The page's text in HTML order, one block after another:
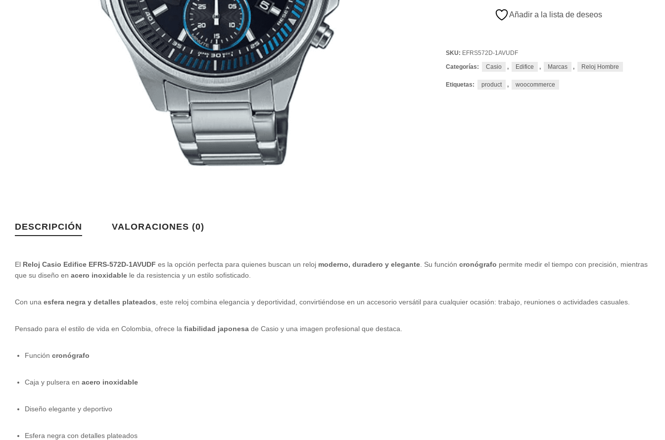
Añadir a la lista de deseos
SKU: EFRS572D-1AVUDF
Categorías:
Casio , Edifice , Marcas , Reloj Hombre
Etiquetas: product , woocommerce
DESCRIPCIÓN VALORACIONES (0)
El Reloj Casio Edifice EFRS-572D-1AVUDF es la opción perfecta para quienes buscan un reloj moderno, duradero y elegante . Su función cronógrafo permite medir el tiempo con precisión, mientras
que su diseño en acero inoxidable le da resistencia y un estilo sofisticado.
Con una esfera negra y detalles plateados , este reloj combina elegancia y deportividad, convirtiéndose en un accesorio versátil para cualquier ocasión: trabajo, reuniones o actividades casuales.
Pensado para el estilo de vida en Colombia, ofrece la fiabilidad japonesa de Casio y una imagen profesional que destaca.
Función cronógrafo
Caja y pulsera en acero inoxidable
Diseño elegante y deportivo
Esfera negra con detalles plateados